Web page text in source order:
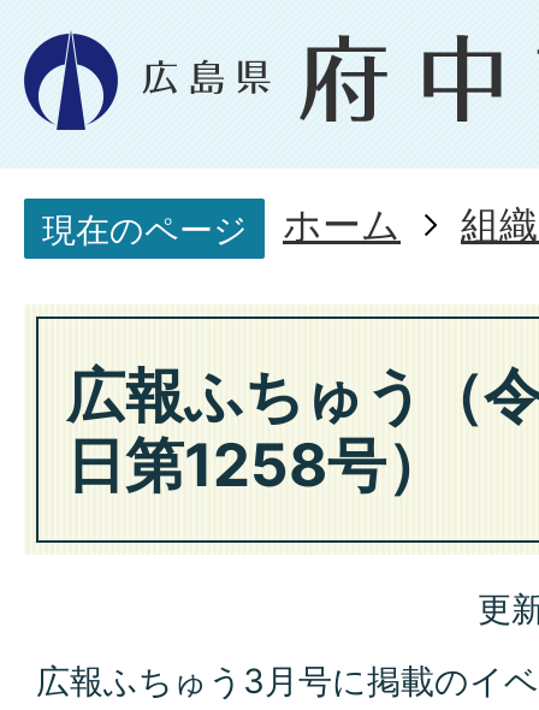
現在のページ ホーム 組
広報ふちゅう（
日第1258号）
更
広報ふちゅう3月号に掲載のイ